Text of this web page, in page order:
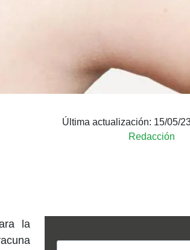
Última actualización: 15/05/
Redacción
la